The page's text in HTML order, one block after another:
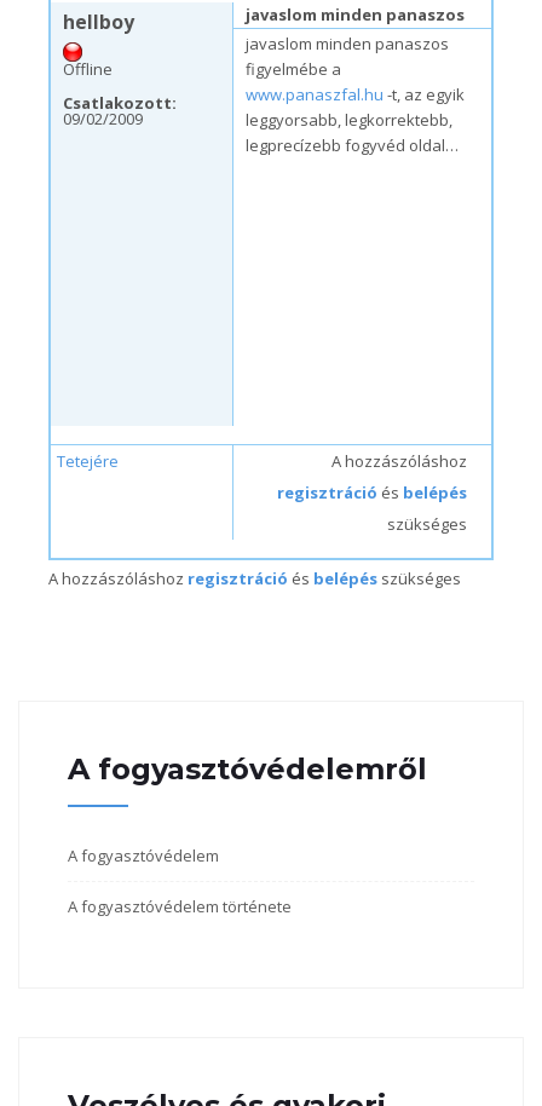
hellboy
Offline
Csatlakozott:
09/02/2009
javaslom minden panaszos
javaslom minden panaszos
figyelmébe a
www.panaszfal.hu -t, az egyik
leggyorsabb, legkorrektebb,
legprecízebb fogyvéd oldal…
Tetejére
A hozzászóláshoz
regisztráció és belépés
szükséges
A hozzászóláshoz regisztráció és belépés szükséges
A fogyasztóvédelemről
A fogyasztóvédelem
A fogyasztóvédelem története